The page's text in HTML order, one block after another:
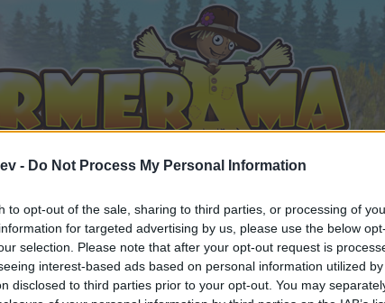
- Do Not Process My Personal Information
to opt-out of the sale, sharing to third parties, or processing of
for targeted advertising by us, please use the below
selection. Please note that after your opt-out request is
interest-based ads based on personal information utilized
disclosed to third parties prior to your opt-out. You may